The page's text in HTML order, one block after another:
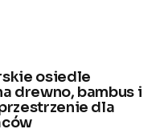
osiedle
drewno, bambus i
dla